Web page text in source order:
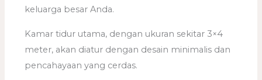
keluarga besar Anda.
Kamar tidur utama, dengan ukuran sekitar 3×4
meter, akan diatur dengan desain minimalis dan
pencahayaan yang cerdas.